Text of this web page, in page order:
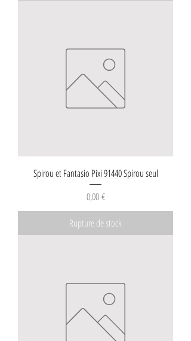
Spirou et Fantasio Pixi 91440 Spirou seul
Prix
0,00 €
Rupture de stock